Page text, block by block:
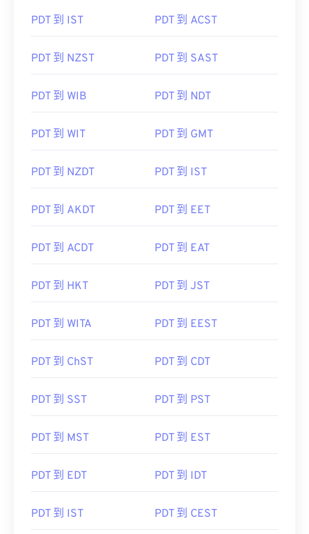
PDT 到 IST PDT 到 ACST
PDT 到 NZST PDT 到 SAST
PDT 到 WIB PDT 到 NDT
PDT 到 WIT PDT 到 GMT
PDT 到 NZDT PDT 到 IST
PDT 到 AKDT PDT 到 EET
PDT 到 ACDT PDT 到 EAT
PDT 到 HKT PDT 到 JST
PDT 到 WITA PDT 到 EEST
PDT 到 ChST PDT 到 CDT
PDT 到 SST PDT 到 PST
PDT 到 MST PDT 到 EST
PDT 到 EDT PDT 到 IDT
PDT 到 IST PDT 到 CEST